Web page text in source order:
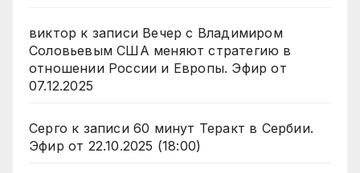
виктор к записи Вечер с Владимиром
Соловьевым США меняют стратегию в
отношении России и Европы. Эфир от
07.12.2025
Серго к записи 60 минут Теракт в Сербии.
Эфир от 22.10.2025 (18:00)